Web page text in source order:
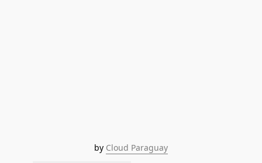
by Cloud Paraguay